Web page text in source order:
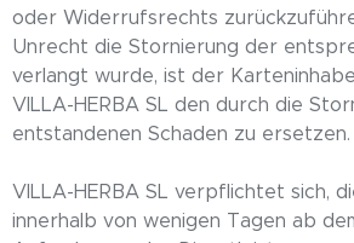
oder Widerrufsrechts
Unrecht die Stornierung der
verlangt wurde, ist der
VILLA-HERBA SL den durch die
entstandenen Schaden zu ersetzen.
VILLA-HERBA SL verpflichtet sich,
innerhalb von wenigen Tagen ab